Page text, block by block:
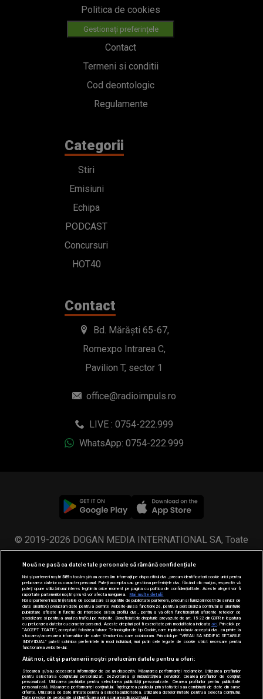
Politica de cookies
Gestionați preferințele
Contact
Termeni si conditii
Cod deontologic
Regulamente
Categorii
Stiri
Emisiuni
Echipa
PODCAST
Concursuri
HOT40
Contact
Bd. Mărăști 65-67,
Romexpo Intrarea C,
Pavilion T, sector 1
office@radioimpuls.ro
LIVE : 0754-222.999
WhatsApp: 0754-222.999
© 2019-2026 DOGAN MEDIA INTERNATIONAL SA, Toate
drepturile rezervate.
Nouă ne pasă ca datele tale personale să rămână confidențiale
Noi și partenerii noștri589stocăm și/sau accesăm informații pe dispozitivul dvs., precum identificatorii cookie unici pentru
prelucrarea datelor cu caracter personal. Puteți accepta sau gestiona preferințele dvs. făcând clic mai jos, respectiv vă
puteți opune utilizării unui interes legitim în orice moment pe pagina cu politica de confidențialitate. Aceste alegeri vor fi
raportate partenerilor noștri și nu vă vor afecta navigarea.
Mai multe detalii
Noi si partenerii nostri (retelele de socializare si agentiile de publicitate partenere, precum si furnizorii nostri de servicii de
date analitice) prelucram date pentru a permite website-ului sa functioneze, pentru a personaliza continutul si anunturile
publicitare afisate in functie de interesele si/sau profilul dvs., pentru a va oferi functionalitati aferente retelelor de
socializare si pentru a analiza traficul pe website. Beneficiati de drepturile prevazute de art. 15-22 din GDPR in legatura
cu prelucrarea datelor cu caracter personal. Aceste drepturi pot fi exercitate prin modalitatea indicataaici . Prin click pe
“ACCEPT TOATE”, acceptati folosirea tuturor Tehnologiilor de tip Cookie, care implica inclusiv acceptul dvs. cu privire la
stocarea/accesarea informatiilor de catre Vendor-ii cu care colaboram. Prin click pe “VREAU SA MODIFIC SETARILE
INDIVIDUAL” puteti schimba preferintele in mod individual, mai putin cele legate de cookie strict necesare pentru
functionarea website-ului.
Atât noi, cât și partenerii noștri prelucrăm datele pentru a oferi:
Stocarea și/sau accesarea informațiilor de pe un dispozitiv. Măsurarea performanței reclamelor. Utilizarea profilurilor
pentru selectarea conținutului personalizat. Dezvoltarea și îmbunătățirea serviciilor. Crearea profilurilor de conținut
personalizat. Utilizarea profilurilor pentru selectarea publicității personalizate. Crearea profilurilor pentru publicitate
personalizată. Măsurarea performanței conținutului. Înțelegerea publicului prin statistici sau combinații de date din surse
diferite. Utilizarea de date limitate pentru a selecta publicitatea. Utilizarea datelor limitate pentru a selecta conținutul.
Date precise de geolocație și identificarea prin scanarea dispozitivului.